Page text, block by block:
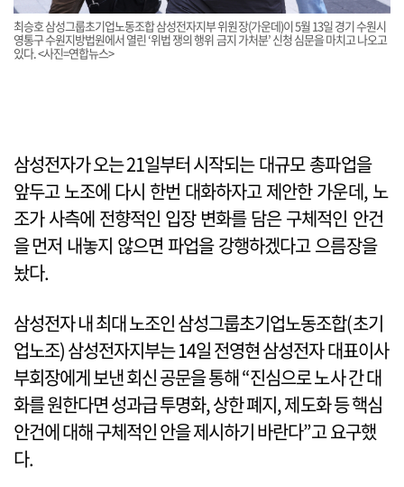
최승호 삼성그룹초기업노동조합 삼성전자지부 위원장(가운데)이 5월 13일 경기 수원시
영통구 수원지방법원에서 열린 ‘위법 쟁의 행위 금지 가처분’ 신청 심문을 마치고 나오고
있다. <사진=연합뉴스>
삼성전자가 오는 21일부터 시작되는 대규모 총파업을
앞두고 노조에 다시 한번 대화하자고 제안한 가운데, 노
조가 사측에 전향적인 입장 변화를 담은 구체적인 안건
을 먼저 내놓지 않으면 파업을 강행하겠다고 으름장을
놨다.
삼성전자 내 최대 노조인 삼성그룹초기업노동조합(초기
업노조) 삼성전자지부는 14일 전영현 삼성전자 대표이사
부회장에게 보낸 회신 공문을 통해 “진심으로 노사 간 대
화를 원한다면 성과급 투명화, 상한 폐지, 제도화 등 핵심
안건에 대해 구체적인 안을 제시하기 바란다”고 요구했
다.